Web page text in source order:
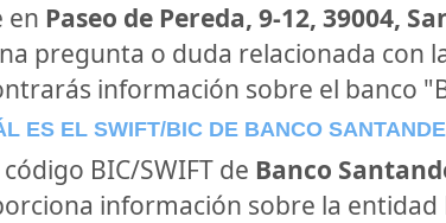
en Paseo de Pereda, 9-12, 39004,
pregunta o duda relacionada con
información sobre el banco
ES EL SWIFT/BIC DE BANCO
código BIC/SWIFT de Banco
información sobre la entidad